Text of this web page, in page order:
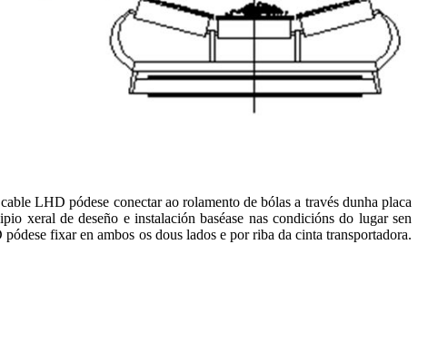
LHD pódese conectar ao rolamento de bólas a través dunha placa
xeral de deseño e instalación baséase nas condicións do lugar sen
fixar en ambos os dous lados e por riba da cinta transportadora.